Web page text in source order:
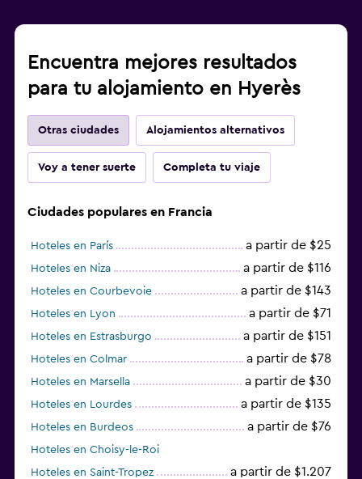
Encuentra mejores resultados
para tu alojamiento en Hyerès
Otras ciudades Alojamientos alternativos
Voy a tener suerte Completa tu viaje
Ciudades populares en Francia
Hoteles en París a partir de $25
Hoteles en Niza a partir de $116
Hoteles en Courbevoie a partir de $143
Hoteles en Lyon a partir de $71
Hoteles en Estrasburgo a partir de $151
Hoteles en Colmar a partir de $78
Hoteles en Marsella a partir de $30
Hoteles en Lourdes a partir de $135
Hoteles en Burdeos a partir de $76
Hoteles en Choisy-le-Roi
Hoteles en Saint-Tropez
a partir de $1.207